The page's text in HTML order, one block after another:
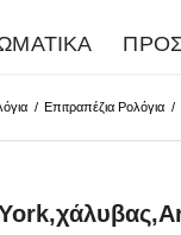
/ Επιτραπέζια Ρολόγια /